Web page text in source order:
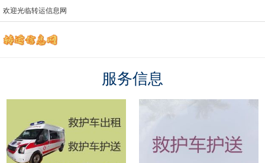
欢迎光临转运信息网
服务信息